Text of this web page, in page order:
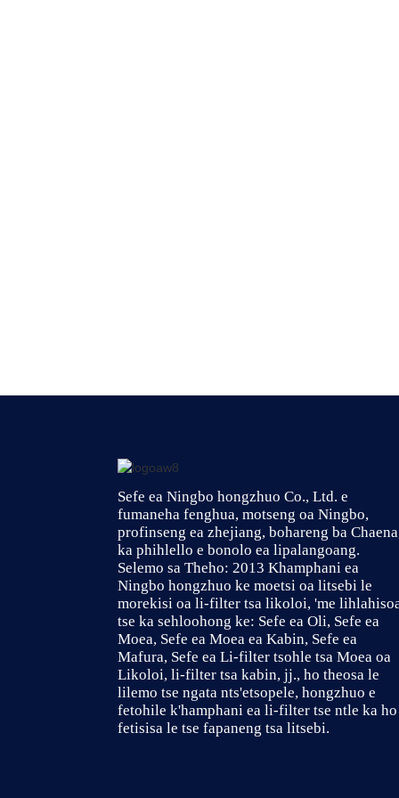
Sefe ea Ningbo hongzhuo Co., Ltd. e
fumaneha fenghua, motseng oa Ningbo,
profinseng ea zhejiang, bohareng ba
ka phihlello e bonolo ea lipalangoang.
Selemo sa Theho: 2013 Khamphani ea
Ningbo hongzhuo ke moetsi oa litsebi le
morekisi oa li-filter tsa likoloi, 'me
tse ka sehloohong ke: Sefe ea Oli, Sefe ea
Moea, Sefe ea Moea ea Kabin, Sefe ea
Mafura, Sefe ea Li-filter tsohle tsa Moea oa
Likoloi, li-filter tsa kabin, jj., ho theosa le
lilemo tse ngata nts'etsopele, hongzhuo e
fetohile k'hamphani ea li-filter tse ntle ka ho
fetisisa le tse fapaneng tsa litsebi.